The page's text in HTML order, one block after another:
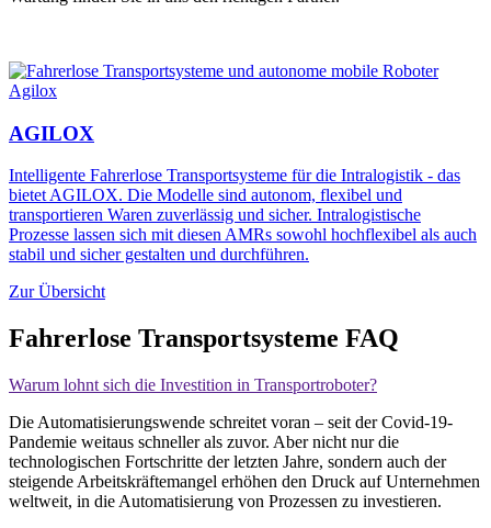
AGILOX
Intelligente Fahrerlose Transportsysteme für die Intralogistik - das
bietet AGILOX. Die Modelle sind autonom, flexibel und
transportieren Waren zuverlässig und sicher. Intralogistische
Prozesse lassen sich mit diesen AMRs sowohl hochflexibel als auch
stabil und sicher gestalten und durchführen.
Zur Übersicht
Fahrerlose Transportsysteme FAQ
Warum lohnt sich die Investition in Transportroboter?
Die Automatisierungswende schreitet voran – seit der Covid-19-
Pandemie weitaus schneller als zuvor. Aber nicht nur die
technologischen Fortschritte der letzten Jahre, sondern auch der
steigende Arbeitskräftemangel erhöhen den Druck auf Unternehmen
weltweit, in die Automatisierung von Prozessen zu investieren.